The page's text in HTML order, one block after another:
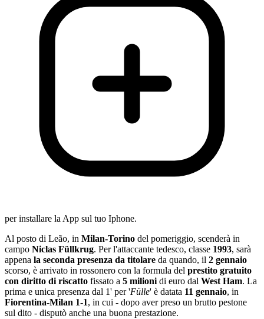
per installare la App sul tuo Iphone.
Al posto di Leão, in Milan-Torino del pomeriggio, scenderà in
campo Niclas Füllkrug. Per l'attaccante tedesco, classe 1993, sarà
appena la seconda presenza da titolare da quando, il 2 gennaio
scorso, è arrivato in rossonero con la formula del prestito gratuito
con diritto di riscatto fissato a 5 milioni di euro dal West Ham. La
prima e unica presenza dal 1' per 'Fülle' è datata 11 gennaio, in
Fiorentina-Milan 1-1, in cui - dopo aver preso un brutto pestone
sul dito - disputò anche una buona prestazione.